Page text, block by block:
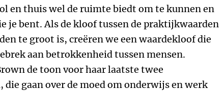
en thuis wel de ruimte biedt om te kunnen en
je bent. Als de kloof tussen de praktijkwaarden
te groot is, creëren we een waardekloof die
aan betrokkenheid tussen mensen.
de toon voor haar laatste twee
gaan over de moed om onderwijs en werk